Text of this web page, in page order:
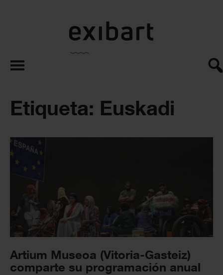
exibart.es
Etiqueta: Euskadi
Artium Museoa (Vitoria-Gasteiz)
comparte su programación anual